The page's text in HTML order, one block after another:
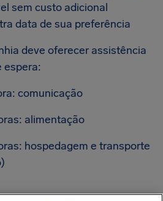
sem custo adicional
data de sua preferência
deve oferecer assistência
espera:
comunicação
alimentação
hospedagem e transporte